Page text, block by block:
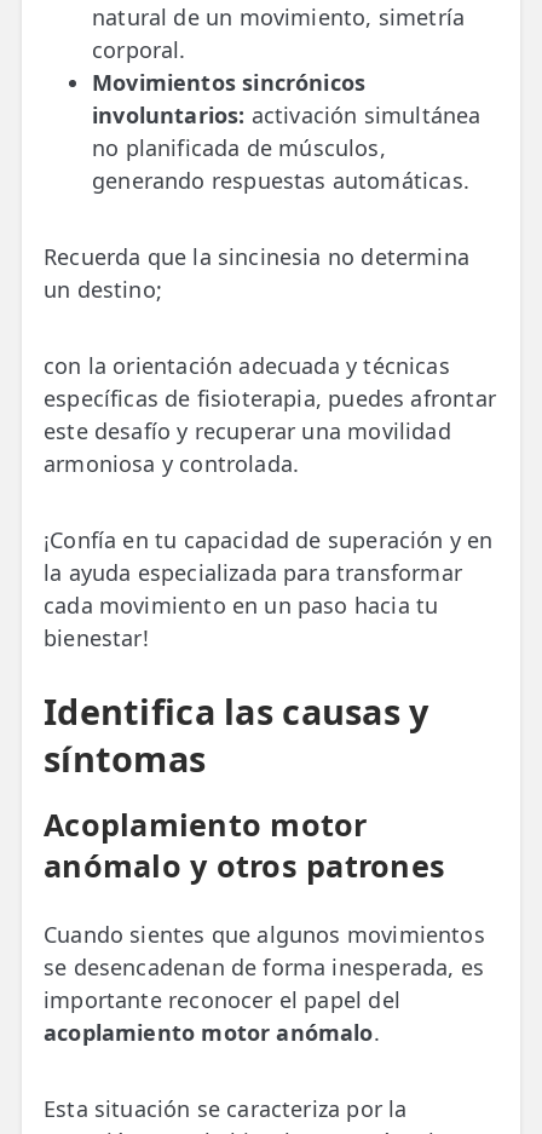
natural de un movimiento, simetría
corporal.
Movimientos sincrónicos
involuntarios: activación simultánea
no planificada de músculos,
generando respuestas automáticas.
Recuerda que la sincinesia no determina
un destino;
con la orientación adecuada y técnicas
específicas de fisioterapia, puedes afrontar
este desafío y recuperar una movilidad
armoniosa y controlada.
¡Confía en tu capacidad de superación y en
la ayuda especializada para transformar
cada movimiento en un paso hacia tu
bienestar!
Identifica las causas y
síntomas
Acoplamiento motor
anómalo y otros patrones
Cuando sientes que algunos movimientos
se desencadenan de forma inesperada, es
importante reconocer el papel del
acoplamiento motor anómalo.
Esta situación se caracteriza por la